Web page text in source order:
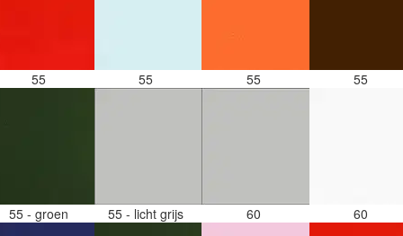
55 55 55 55
55 - groen 55 - licht grijs 60 60